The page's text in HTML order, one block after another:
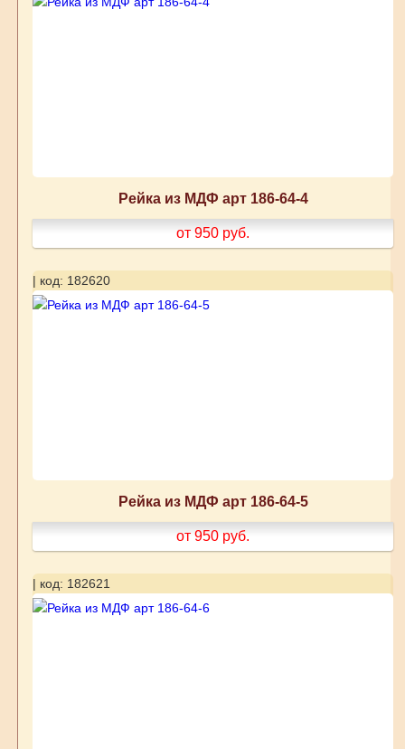
Рейка из МДФ арт 186-64-4
от 950 руб.
| код: 182620
Рейка из МДФ арт 186-64-5
от 950 руб.
| код: 182621